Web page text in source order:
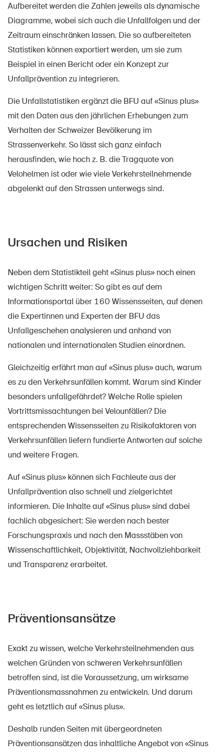
Aufbereitet werden die Zahlen jeweils als dynamische
Diagramme, wobei sich auch die Unfallfolgen und der
Zeitraum einschränken lassen. Die so aufbereiteten
Statistiken können exportiert werden, um sie zum
Beispiel in einen Bericht oder ein Konzept zur
Unfallprävention zu integrieren.
Die Unfallstatistiken ergänzt die BFU auf «Sinus plus»
mit den Daten aus den jährlichen Erhebungen zum
Verhalten der Schweizer Bevölkerung im
Strassenverkehr. So lässt sich ganz einfach
herausfinden, wie hoch z. B. die Tragquote von
Velohelmen ist oder wie viele Verkehrsteilnehmende
abgelenkt auf den Strassen unterwegs sind.
Ursachen und Risiken
Neben dem Statistikteil geht «Sinus plus» noch einen
wichtigen Schritt weiter: So gibt es auf dem
Informationsportal über 160 Wissensseiten, auf denen
die Expertinnen und Experten der BFU das
Unfallgeschehen analysieren und anhand von
nationalen und internationalen Studien einordnen.
Gleichzeitig erfährt man auf «Sinus plus» auch, warum
es zu den Verkehrsunfällen kommt. Warum sind Kinder
besonders unfallgefährdet? Welche Rolle spielen
Vortrittsmissachtungen bei Velounfällen? Die
entsprechenden Wissensseiten zu Risikofaktoren von
Verkehrsunfällen liefern fundierte Antworten auf solche
und weitere Fragen.
Auf «Sinus plus» können sich Fachleute aus der
Unfallprävention also schnell und zielgerichtet
informieren. Die Inhalte auf «Sinus plus» sind dabei
fachlich abgesichert: Sie werden nach bester
Forschungspraxis und nach den Massstäben von
Wissenschaftlichkeit, Objektivität, Nachvollziehbarkeit
und Transparenz erarbeitet.
Präventionsansätze
Exakt zu wissen, welche Verkehrsteilnehmenden aus
welchen Gründen von schweren Verkehrsunfällen
betroffen sind, ist die Voraussetzung, um wirksame
Präventionsmassnahmen zu entwickeln. Und darum
geht es letztlich auf «Sinus plus».
Deshalb runden Seiten mit übergeordneten
Präventionsansätzen das inhaltliche Angebot von «Sinus